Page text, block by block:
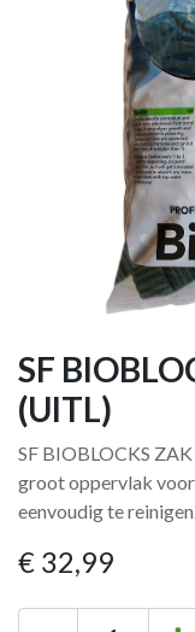
SF
(UITL)
SF BIOBLOCKS
groot oppervlak
eenvoudig te
€ 32,99